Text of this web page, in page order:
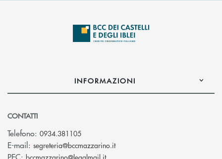
INFORMAZIONI
CONTATTI
Telefono: 0934.381105
E-mail: segreteria@bccmazzarino.it(si apre l’app di posta
PEC: bccmazzarino@legalmail.it(si apre l’app di posta elettronica)